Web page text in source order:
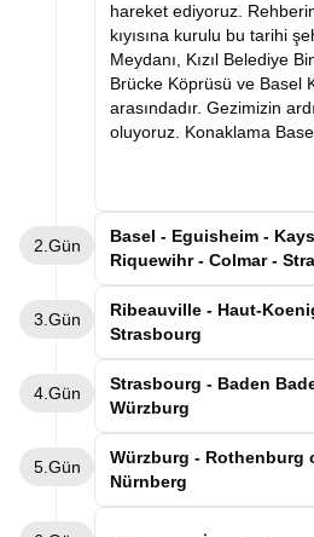
hareket ediyoruz.
kıyısına kurulu bu tarihi
Meydanı, Kızıl Belediye
Brücke Köprüsü ve Basel
arasındadır. Gezimizin
oluyoruz. Konaklama
2.Gün
Basel - Eguisheim -
Riquewihr - Colmar -
Dünyaca ünlü şarap
geziyoruz. Alsas-Loren
geziyoruz. Rengarenk
tamamladıktan
boyunca uzanan bu eşsiz
Sonrasında şarap
kasabasına geçiyoruz.
3.Gün
Ribeauville - Haut-
Strasbourg
kahvaltımızı yaptıktan
otelimizden ayrılarak
incilerinden biri olan
bağlarıyla çevrili bu şirin
4.Gün
Strasbourg - Baden
Würzburg
Almanya-Fransa sınırında
ortasında yer alan Baden-
5.Gün
Würzburg - Rothenburg
Nürnberg